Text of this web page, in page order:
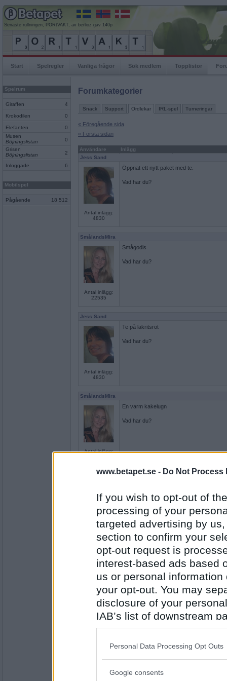
www.betapet.se - Do Not Process
If you wish to opt-out of
processing of your
targeted advertising by
section to confirm your
opt-out request is
interest-based ads based
us or personal
your opt-out. You may
disclosure of your
IAB’s list of downstream
also be disclosed by us
Downstream Participants
Please note that this
Personal Data Processing Opt Outs
Google consents
Senaste rullningen, PORtVAKT, av berlioz gav 140p
Start Spelregler Vanliga frågor Sök medlem Topplistor
Spelrum
Giraffen 4
Krokodilen 0
Elefanten
0
Musen
Böjningslistan
0
Grisen
Böjningslistan
2
Inloggade 6
Mobilspel
Pågående 18 512
Forumkategorier
Snack Support Ordlekar IRL-spel Turneringar
« Föregående sida
« Första sidan
Användare
Inlägg
Jess Sand
Antal inlägg:
4830
Öppnat ett nytt paket med te.
Vad har du?
SmålandsMira
Antal inlägg:
22535
Smågodis
Vad har du?
Jess Sand
Antal inlägg:
4830
Te på lakritsrot
Vad har du?
SmålandsMira
Antal inlägg:
En varm kakelugn
Vad har du?
Prärieklocka
Antal inlägg:
Vad har du?
Boel73- Ej medlem längre
Antal inlägg:
3 busiga hundvalpar
Vad har du?
SmålandsMira